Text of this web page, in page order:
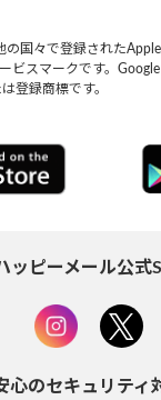
の国々で登録された
ビスマークです。Google
登録商標です。
ッピーメール公式
心のセキュリティ